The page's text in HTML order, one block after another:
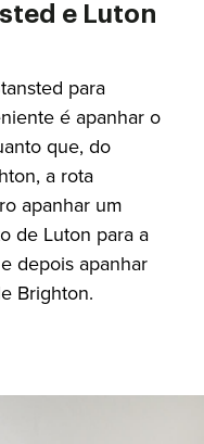
e Luton
para
é apanhar o
que, do
a rota
apanhar um
de Luton para a
depois apanhar
Brighton.